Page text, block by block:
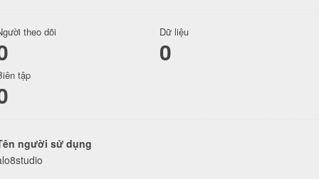
theo dõi Dữ liệu
0
tập
người sử dụng